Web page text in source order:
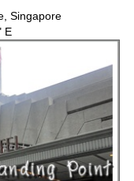
Singapore
E